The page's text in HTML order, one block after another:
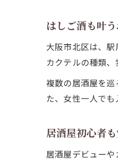
はしご酒も叶
大阪市北区は、
カクテルの種類
複数の居酒屋を
た、女性一人で
居酒屋初心者
居酒屋デビュー